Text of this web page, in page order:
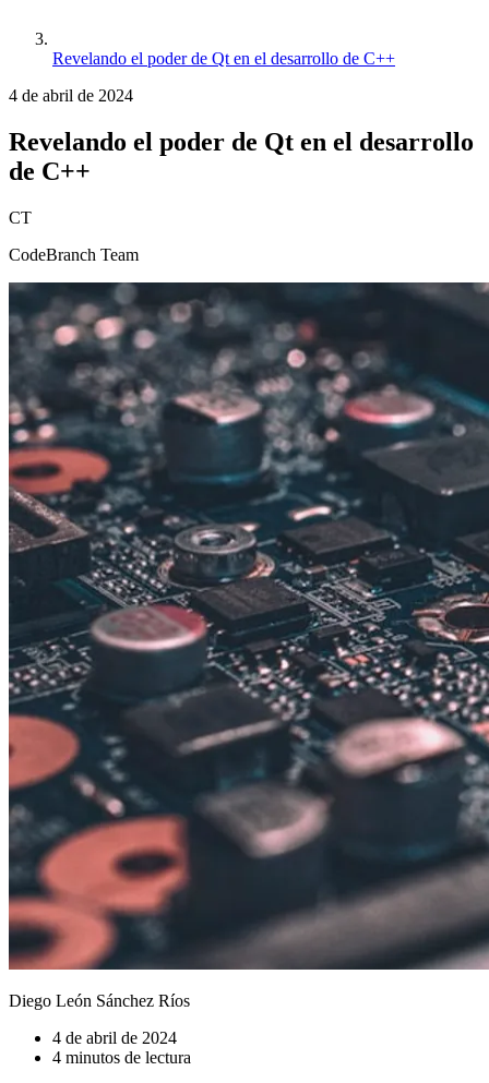
Revelando el poder de Qt en el desarrollo de C++
4 de abril de 2024
Revelando el poder de Qt en el desarrollo
de C++
CT
CodeBranch Team
Diego León Sánchez Ríos
4 de abril de 2024
4 minutos de lectura